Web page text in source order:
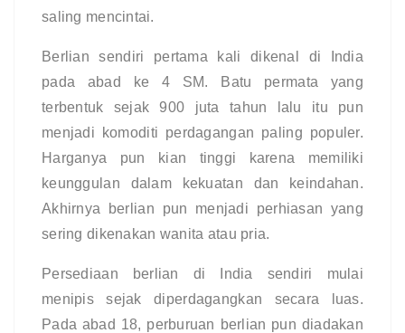
saling mencintai.
Berlian sendiri pertama kali dikenal di India
pada abad ke 4 SM. Batu permata yang
terbentuk sejak 900 juta tahun lalu itu pun
menjadi komoditi perdagangan paling populer.
Harganya pun kian tinggi karena memiliki
keunggulan dalam kekuatan dan keindahan.
Akhirnya berlian pun menjadi perhiasan yang
sering dikenakan wanita atau pria.
Persediaan berlian di India sendiri mulai
menipis sejak diperdagangkan secara luas.
Pada abad 18, perburuan berlian pun diadakan